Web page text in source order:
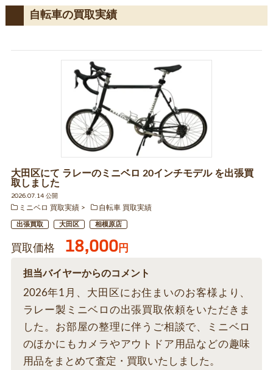
自転車の買取実績
大田区にて ラレーのミニベロ 20インチモデル を出張買
取しました
2026.07.14 公開
ミニベロ 買取実績
自転車 買取実績
出張買取 大田区 相模原店
買取価格 18,000円
担当バイヤーからのコメント
2026年1月、大田区にお住まいのお客様より、
ラレー製ミニベロの出張買取依頼をいただきま
した。お部屋の整理に伴うご相談で、ミニベロ
のほかにもカメラやアウトドア用品などの趣味
用品をまとめて査定・買取いたしました。